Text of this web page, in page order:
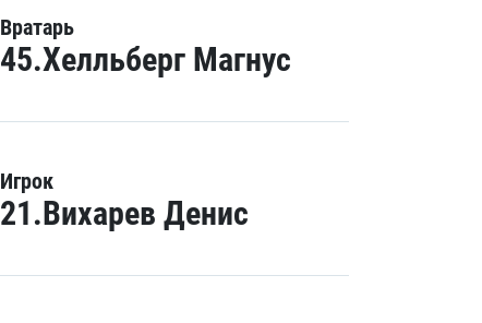
Вратарь
45.Хелльберг Магнус
Игрок
21.Вихарев Денис